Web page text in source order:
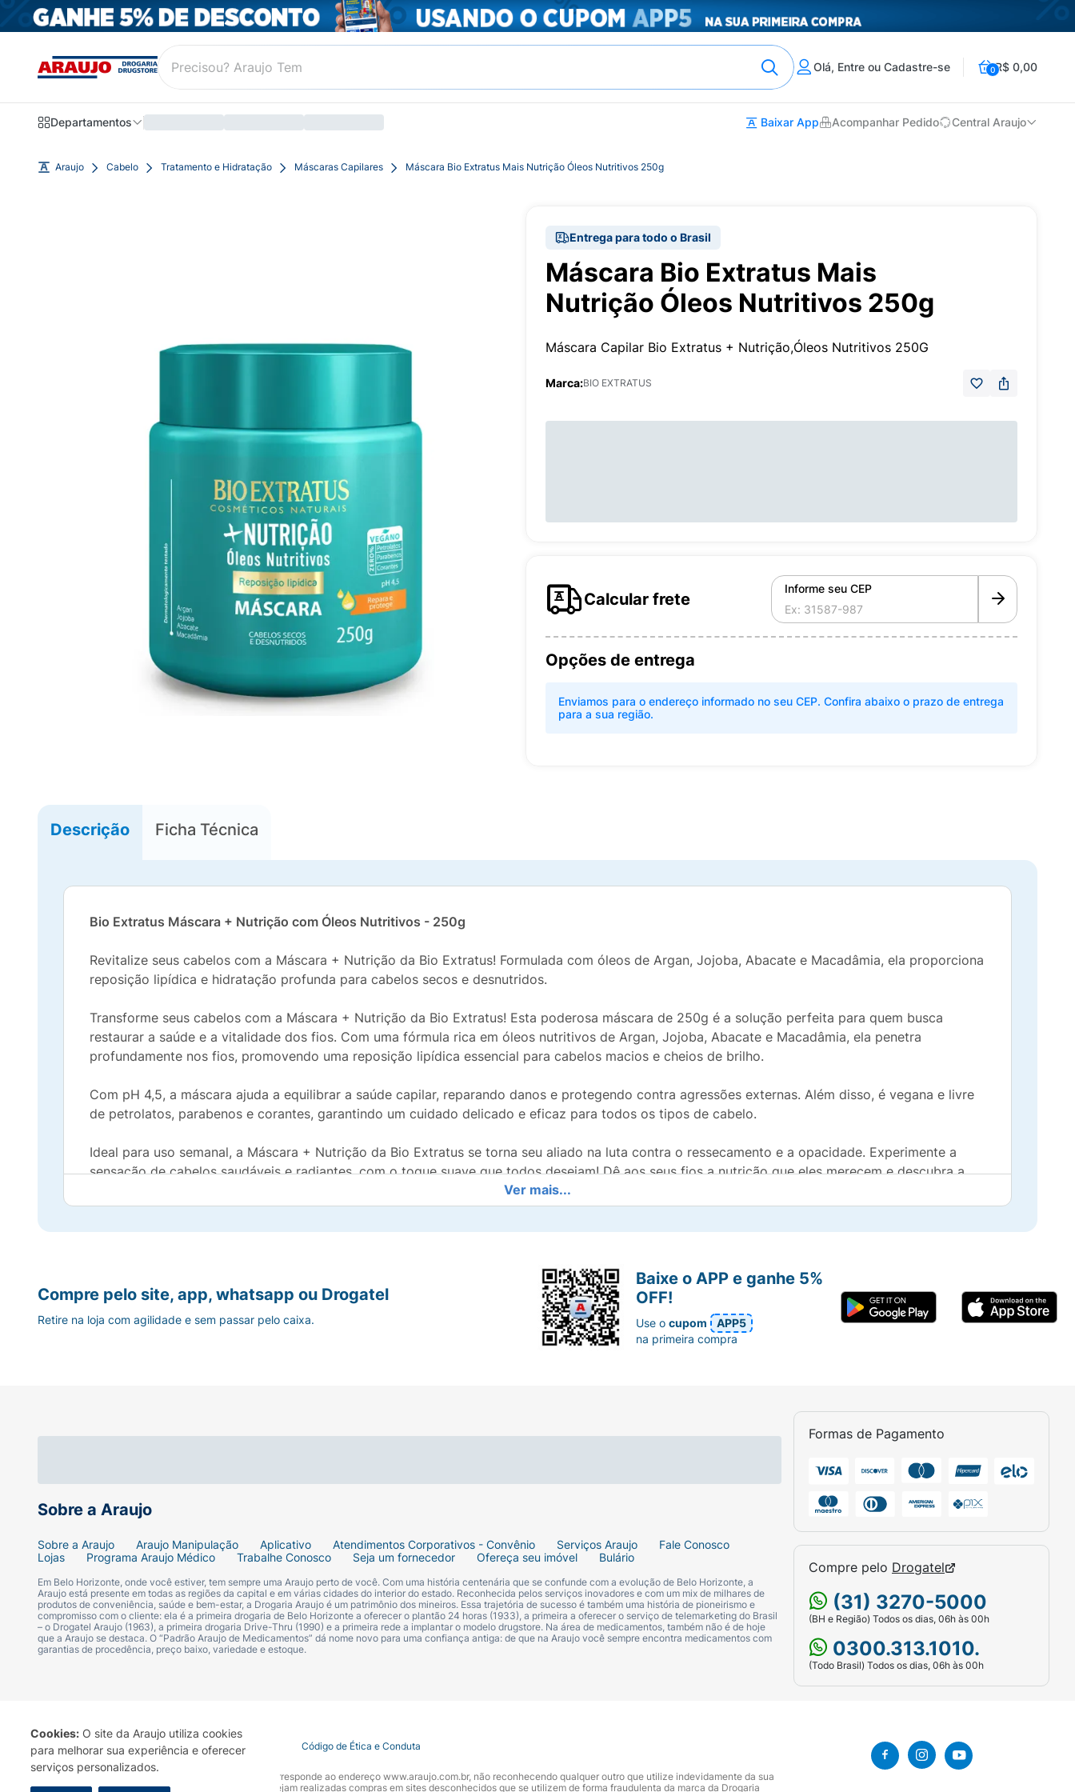
Cookies: O site da Araujo utiliza cookies
para melhorar sua experiência e oferecer
serviços personalizados.
Olá, Entre ou Cadastre-se 0R$ 0,00
Departamentos Baixar App Acompanhar Pedido Central Araujo
Araujo Cabelo Tratamento e Hidratação Máscaras Capilares Máscara Bio Extratus Mais Nutrição Óleos Nutritivos 250g
Entrega para todo o Brasil
Máscara Bio Extratus Mais
Nutrição Óleos Nutritivos 250g
Máscara Capilar Bio Extratus + Nutrição,Óleos Nutritivos 250G
Marca:BIO EXTRATUS
Calcular frete
Informe seu CEP
Opções de entrega
Enviamos para o endereço informado no seu CEP. Confira abaixo o prazo de entrega
para a sua região.
Descrição Ficha Técnica
Bio Extratus Máscara + Nutrição com Óleos Nutritivos - 250g
Revitalize seus cabelos com a Máscara + Nutrição da Bio Extratus! Formulada com óleos de Argan, Jojoba, Abacate e Macadâmia, ela proporciona
reposição lipídica e hidratação profunda para cabelos secos e desnutridos.
Transforme seus cabelos com a Máscara + Nutrição da Bio Extratus! Esta poderosa máscara de 250g é a solução perfeita para quem busca
restaurar a saúde e a vitalidade dos fios. Com uma fórmula rica em óleos nutritivos de Argan, Jojoba, Abacate e Macadâmia, ela penetra
profundamente nos fios, promovendo uma reposição lipídica essencial para cabelos macios e cheios de brilho.
Com pH 4,5, a máscara ajuda a equilibrar a saúde capilar, reparando danos e protegendo contra agressões externas. Além disso, é vegana e livre
de petrolatos, parabenos e corantes, garantindo um cuidado delicado e eficaz para todos os tipos de cabelo.
Ideal para uso semanal, a Máscara + Nutrição da Bio Extratus se torna seu aliado na luta contra o ressecamento e a opacidade. Experimente a
sensação de cabelos saudáveis e radiantes, com o toque suave que todos desejam! Dê aos seus fios a nutrição que eles merecem e descubra a
Ver mais...
Sobre a Araujo
Sobre a Araujo Araujo Manipulação Aplicativo Atendimentos Corporativos - Convênio Serviços Araujo
Fale Conosco
Lojas
Programa Araujo Médico Trabalhe Conosco Seja um fornecedor Ofereça seu imóvel Bulário
Em Belo Horizonte, onde você estiver, tem sempre uma Araujo perto de você. Com uma história centenária que se confunde com a evolução de Belo Horizonte, a
Araujo está presente em todas as regiões da capital e em várias cidades do interior do estado. Reconhecida pelos serviços inovadores e com um mix de milhares de
produtos de conveniência, saúde e bem-estar, a Drogaria Araujo é um patrimônio dos mineiros. Essa trajetória de sucesso é também uma história de pioneirismo e
compromisso com o cliente: ela é a primeira drogaria de Belo Horizonte a oferecer o plantão 24 horas (1933), a primeira a oferecer o serviço de telemarketing do Brasil
– o Drogatel Araujo (1963), a primeira drogaria Drive-Thru (1990) e a primeira rede a implantar o modelo drugstore. Na área de medicamentos, também não é de hoje
que a Araujo se destaca. O “Padrão Araujo de Medicamentos” dá nome novo para uma confiança antiga: de que na Araujo você sempre encontra medicamentos com
garantias de procedência, preço baixo, variedade e estoque.
Formas de Pagamento
Compre pelo Drogatel
(31) 3270-5000
(BH e Região) Todos os dias, 06h às 00h
0300.313.1010.
(Todo Brasil) Todos os dias, 06h às 00h
Compre pelo site, app, whatsapp ou Drogatel
Retire na loja com agilidade e sem passar pelo caixa.
Baixe o APP e ganhe 5%
OFF!
Use ocupom
APP5
na primeira compra
Termo de Uso Portal da Privacidade Covid-19 Código de Ética e Conduta
A Drogaria Araujo S/A informa que o seu site oficial corresponde ao endereço www.araujo.com.br, não reconhecendo qualquer outro que utilize indevidamente da sua
marca. Para sua segurança recomendamos que não sejam realizadas compras em sites desconhecidos que se utilizem de forma fraudulenta da marca da Drogaria